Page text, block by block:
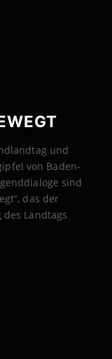
und
von Baden-
sind
das der
Landtags